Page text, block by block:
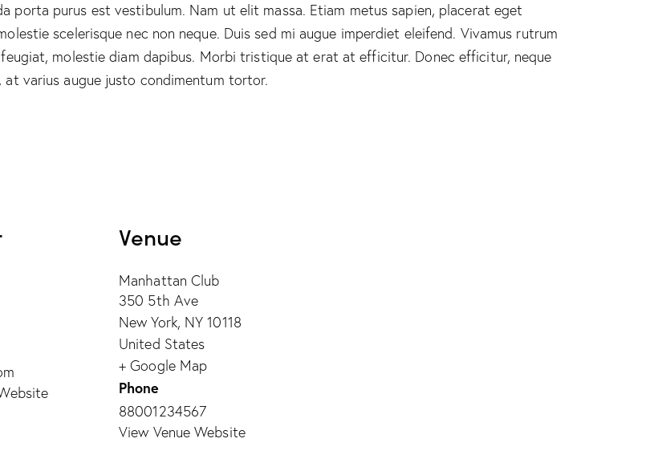
porta purus est vestibulum. Nam ut elit massa. Etiam metus sapien, placerat eget
scelerisque nec non neque. Duis sed mi augue imperdiet eleifend. Vivamus rutrum
molestie diam dapibus. Morbi tristique at erat at efficitur. Donec efficitur, neque
varius augue justo condimentum tortor.
Venue
Manhattan Club
350 5th Ave
New York, NY 10118
United States
+ Google Map
Phone
88001234567
View Venue Website